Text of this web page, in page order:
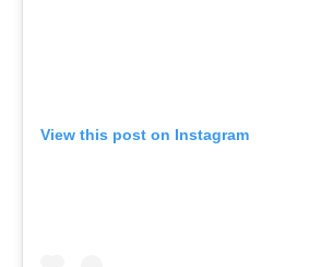
View this post on Instagram